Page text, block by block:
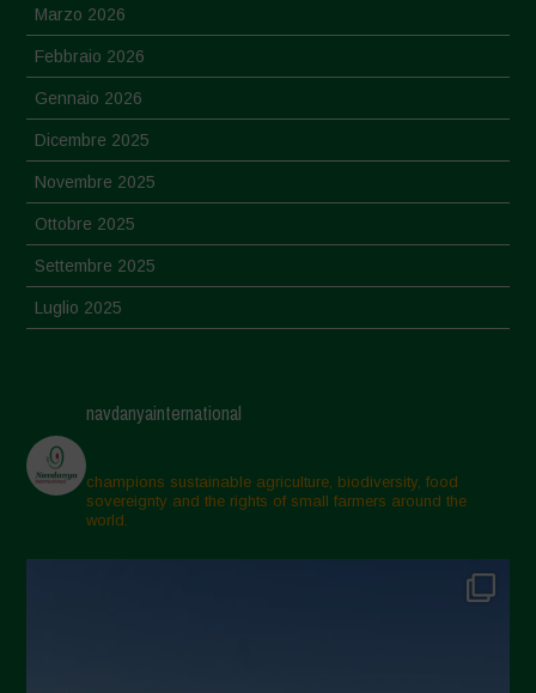
Marzo 2026
Febbraio 2026
Gennaio 2026
Dicembre 2025
Novembre 2025
Ottobre 2025
Settembre 2025
Luglio 2025
Aprile 2025
Marzo 2025
Febbraio 2025
Gennaio 2025
navdanyainternational
champions sustainable agriculture, biodiversity, food
sovereignty and the rights of small farmers around the
world.